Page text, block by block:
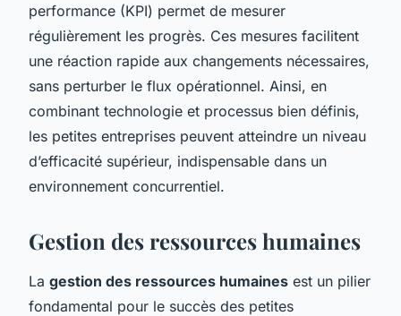
performance (KPI) permet de mesurer
régulièrement les progrès. Ces mesures facilitent
une réaction rapide aux changements nécessaires,
sans perturber le flux opérationnel. Ainsi, en
combinant technologie et processus bien définis,
les petites entreprises peuvent atteindre un niveau
d’efficacité supérieur, indispensable dans un
environnement concurrentiel.
Gestion des ressources humaines
La gestion des ressources humaines est un pilier
fondamental pour le succès des petites